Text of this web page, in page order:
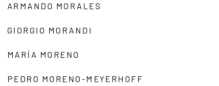
ARMANDO MORALES
GIORGIO MORANDI
MARÍA MORENO
PEDRO MORENO-MEYERHOFF